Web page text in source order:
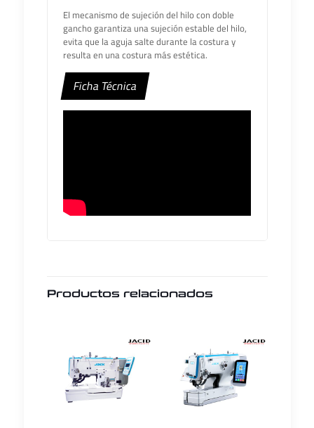
El mecanismo de sujeción del hilo con doble
gancho garantiza una sujeción estable del hilo,
evita que la aguja salte durante la costura y
resulta en una costura más estética.
Ficha Técnica
Productos relacionados